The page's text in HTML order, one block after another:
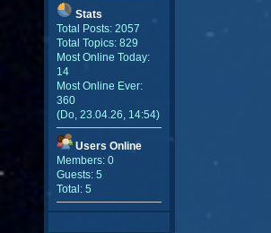
Stats
Total Posts: 2057
Total Topics: 829
Most Online Today:
14
Most Online Ever:
360
(Do, 23.04.26, 14:54)
Users Online
Members: 0
Guests: 5
Total: 5